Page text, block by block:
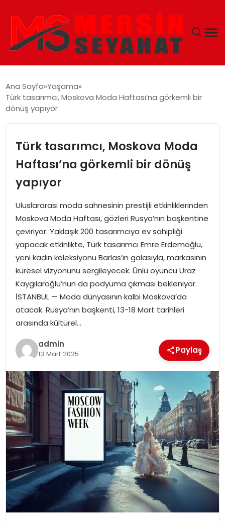
EKONOMI
GÜNCEL
Ana Sayfa Yaşama
Türk tasarımcı, Moskova Moda Haftası’na görkemli bir
dönüş yapıyor
Türk tasarımcı, Moskova Moda
Haftası’na görkemli bir dönüş
yapıyor
Uluslararası moda sahnesinin prestijli etkinliklerinden
Moskova Moda Haftası, gözleri Rusya’nın başkentine
çeviriyor. Yaklaşık 200 tasarımcıya ev sahipliği
yapacak etkinlikte, Türk tasarımcı Emre Erdemoğlu,
yeni kadın koleksiyonu Barlas’ın galasıyla, markasının
küresel vizyonunu sergileyecek. Ünlü oyuncu Uraz
Kaygılaroğlu’nun da podyuma çıkması bekleniyor.
İSTANBUL — Moda dünyasının kalbi Moskova’da
atacak. Rusya’nın başkenti, 13-18 Mart tarihleri
arasında kültürel…
admin
13 Mart 2025 Paylaş